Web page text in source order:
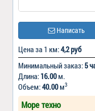
Написать
Цена за 1 км:4,2 руб
Минимальный заказ: 5
Длина: 16.00м.
Объем:40.00м3
Море техно